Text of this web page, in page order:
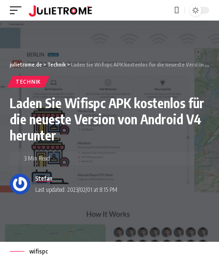
julietrome.de> Technik >Laden Sie Wifispc APK kostenlos für die neueste Version von Android V4 herunter
TECHNIK
Laden Sie Wifispc APK kostenlos für
die neueste Version von Android V4
herunter
Last updated: 2023/02/01 at 8:15 PM
Stefan
3 Min Read
wifispc